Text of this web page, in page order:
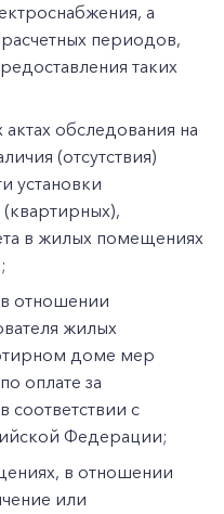
а
периодов,
таких
обследования на
(отсутствия)
установки
в жилых помещениях
отношении
жилых
доме мер
оплате за
соответствии с
Федерации;
в отношении
или